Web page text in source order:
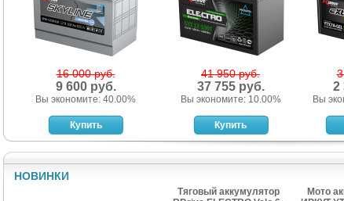
16 000 руб.
9 600 руб.
Вы экономите: 40.00%
41 950 руб.
37 755 руб.
Вы экономите: 10.00%
2
Вы
НОВИНКИ
Тяговый аккумулятор
Мото